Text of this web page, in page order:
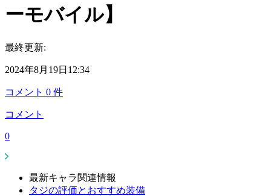
ーモバイル】
最終更新:
2024年8月19日12:34
コメント 0 件
コメント
0
最新キャラ関連情報
タジの評価とおすすめ装備